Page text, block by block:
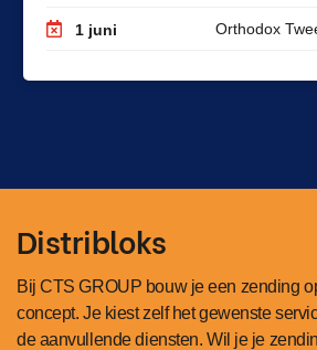
1 juni Orthodox
Distribloks
Bij CTS GROUP bouw je een zending
concept. Je kiest zelf het gewenste
de aanvullende diensten. Wil je je